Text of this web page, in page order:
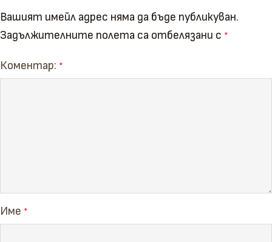
Вашият имейл адрес няма да бъде публикуван.
Задължителните полета са отбелязани с *
Коментар: *
Име *